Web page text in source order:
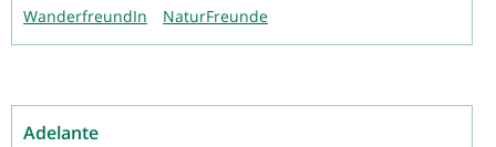
WanderfreundIn NaturFreunde
Adelante